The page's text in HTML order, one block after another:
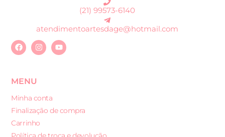
(21) 99573-6140
atendimentoartesdage@hotmail.com
MENU
Minha conta
Finalização de compra
Carrinho